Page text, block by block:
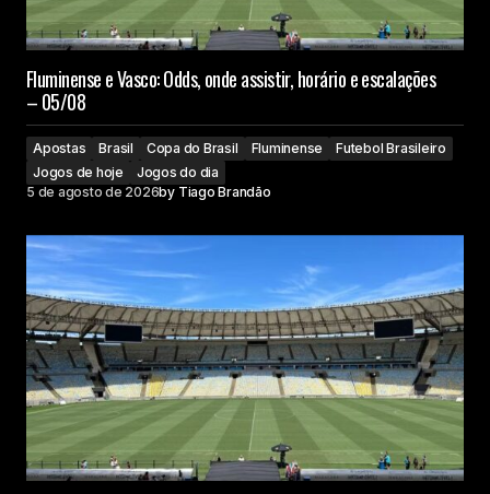
Fluminense e Vasco: Odds, onde assistir, horário e escalações
– 05/08
Apostas Brasil Copa do Brasil Fluminense
Futebol Brasileiro
Jogos de hoje
Jogos do dia
5 de agosto de 2026by Tiago Brandão